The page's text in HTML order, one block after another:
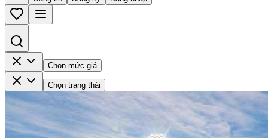
Chọn mức giá
Chọn trạng thái